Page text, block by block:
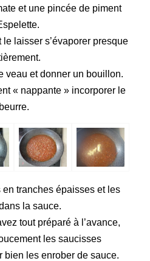
et une pincée de piment
le laisser s’évaporer presque
veau et donner un bouillon.
« nappante » incorporer le
beurre.
tranches épaisses et les
la sauce.
tout préparé à l’avance,
les saucisses
bien les enrober de sauce.